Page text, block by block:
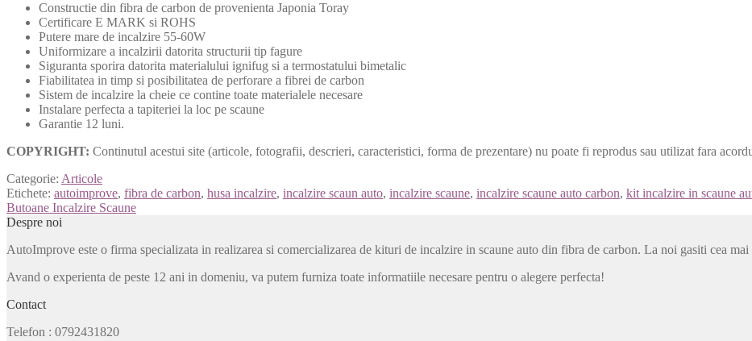
Constructie din fibra de carbon de provenienta Japonia Toray
Certificare E MARK si ROHS
Putere mare de incalzire 55-60W
Uniformizare a incalzirii datorita structurii tip fagure
Siguranta sporira datorita materialului ignifug si a termostatului bimetalic
Fiabilitatea in timp si posibilitatea de perforare a fibrei de carbon
Sistem de incalzire la cheie ce contine toate materialele necesare
Instalare perfecta a tapiteriei la loc pe scaune
Garantie 12 luni.
COPYRIGHT: Continutul acestui site (articole, fotografii, descrieri, caracteristici, forma de prezentare) nu poate fi reprodus sau utilizat fara
Categorie: Articole
Etichete: autoimprove, fibra de carbon, husa incalzire, incalzire scaun auto, incalzire scaune, incalzire scaune auto carbon, kit incalzire in scaune
Navigare
în
articole
Articolul
următor:
Butoane Incalzire Scaune
Despre noi
AutoImprove este o firma specializata in realizarea si comercializarea de kituri de incalzire in scaune auto din fibra de carbon. La noi gasiti cea
Avand o experienta de peste 12 ani in domeniu, va putem furniza toate informatiile necesare pentru o alegere perfecta!
Contact
Telefon : 0792431820